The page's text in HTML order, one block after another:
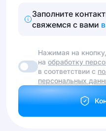
Заполните
свяжемся с вами
Нажимая на
наобработку
в соответствии с
персональных